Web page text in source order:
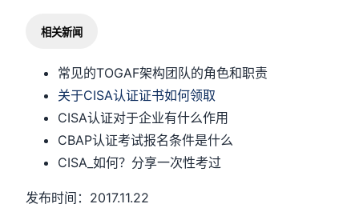
相关新闻
常见的TOGAF架构团队的角色和职责
关于CISA认证证书如何领取
CISA认证对于企业有什么作用
CBAP认证考试报名条件是什么
CISA_如何？分享一次性考过
发布时间：2017.11.22